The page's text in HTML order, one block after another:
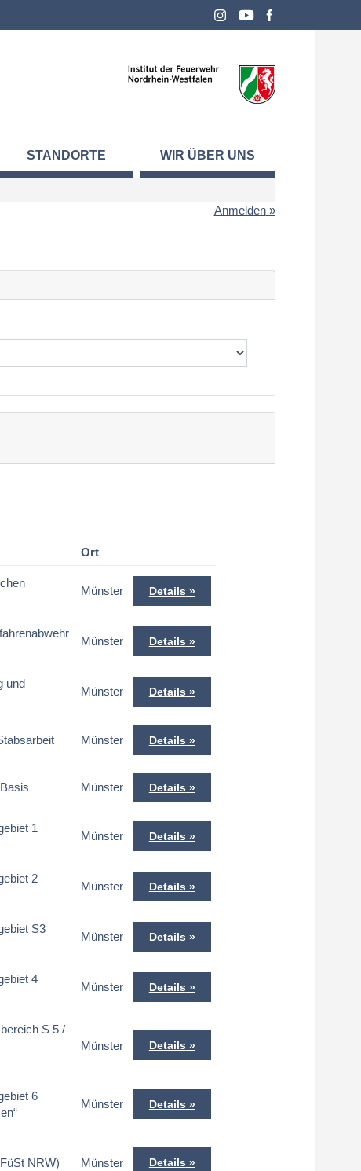
STANDORTE WIR ÜBER UNS
Anmelden
Ort
Münster Details
Münster Details
und
Münster Details
Münster Details
Münster Details
1
Münster Details
2
Münster Details
S3
Münster Details
4
Münster Details
S 5 /
Münster Details
6
Münster Details
NRW)
Münster Details